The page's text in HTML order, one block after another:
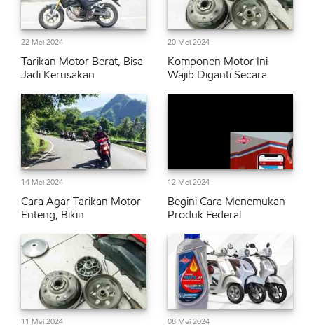
22 Mei 2024
Tarikan Motor Berat, Bisa
Jadi Kerusakan
20 Mei 2024
Komponen Motor Ini
Wajib Diganti Secara
14 Mei 2024
Cara Agar Tarikan Motor
Enteng, Bikin
12 Mei 2024
Begini Cara Menemukan
Produk Federal
11 Mei 2024 08 Mei 2024